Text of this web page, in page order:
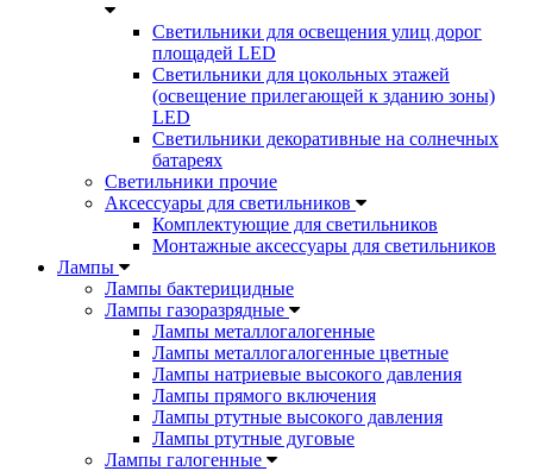
Светильники для освещения улиц дорог
площадей LED
Светильники для цокольных этажей
(освещение прилегающей к зданию зоны)
LED
Светильники декоративные на солнечных
батареях
Светильники прочие
Аксессуары для светильников
Комплектующие для светильников
Монтажные аксессуары для светильников
Лампы
Лампы бактерицидные
Лампы газоразрядные
Лампы металлогалогенные
Лампы металлогалогенные цветные
Лампы натриевые высокого давления
Лампы прямого включения
Лампы ртутные высокого давления
Лампы ртутные дуговые
Лампы галогенные